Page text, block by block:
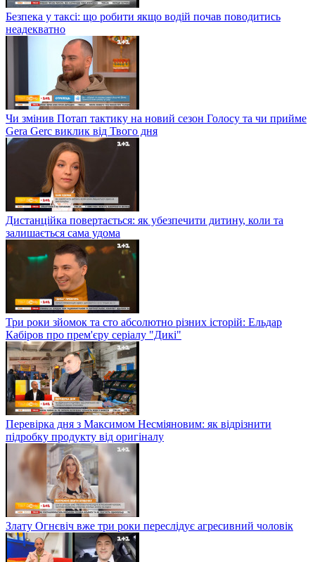
Безпека у таксі: що робити якщо водій почав поводитись
неадекватно
Чи змінив Потап тактику на новий сезон Голосу та чи прийме
Gera Gerc виклик від Твого дня
Дистанційка повертається: як убезпечити дитину, коли та
залишається сама удома
Три роки зйомок та сто абсолютно різних історій: Ельдар
Кабіров про прем'єру серіалу "Дикі"
Перевірка дня з Максимом Несміяновим: як відрізнити
підробку продукту від оригіналу
Злату Огнєвіч вже три роки переслідує агресивний чоловік